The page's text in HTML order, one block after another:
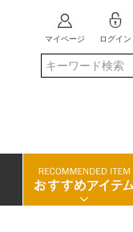
マイページ ログイン